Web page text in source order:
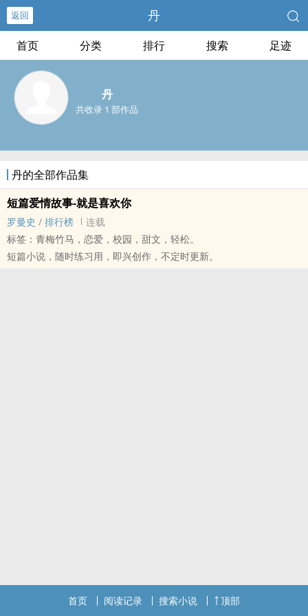
返回 丹
首页 分类 排行 搜索 足迹
丹
共收录 1 部作品
丹的全部作品集
短篇爱情故事-就是喜欢你
罗曼史 / 排行榜
连载
标签：青梅竹马，恋爱，校园，甜文，轻松。
短篇小说，随时练习用，即兴创作，不定时更新。
首页 阅读记录 搜索小说 顶部